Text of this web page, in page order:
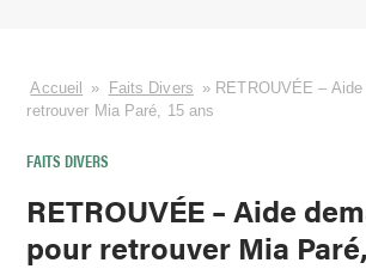
Accueil » Faits Divers » RETROUVÉE –
retrouver Mia Paré, 15 ans
FAITS DIVERS
RETROUVÉE – Aide
pour retrouver Mia